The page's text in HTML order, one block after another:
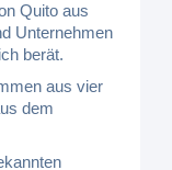
Quito aus
Unternehmen
berät.
aus vier
dem